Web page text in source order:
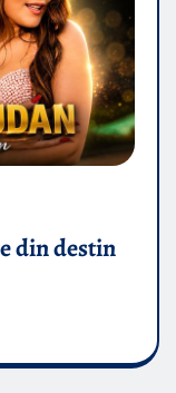
din destin